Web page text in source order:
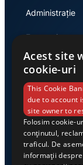
Administrație
Economie
Link-
Despre noi
Casa de
Acest site
cookie-uri
This Cookie
due to account
site owner to
Folosim cookie-
conținutul,
traficul. De
informații